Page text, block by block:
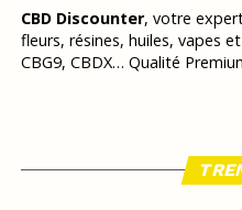
CBD Discounter, votre
fleurs, résines, huiles, vapes
CBG9, CBDX… Qualité